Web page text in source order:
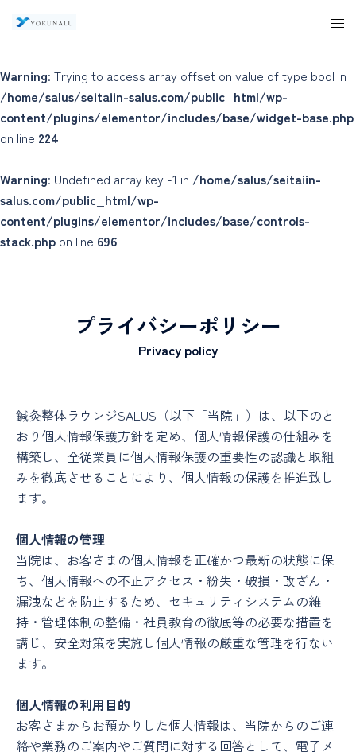
Warning: Trying to access array offset on value of type bool in
/home/salus/seitaiin-salus.com/public_html/wp-
content/plugins/elementor/includes/base/widget-base.php
on line 224
Warning: Undefined array key -1 in /home/salus/seitaiin-
salus.com/public_html/wp-
content/plugins/elementor/includes/base/controls-
stack.php on line 696
プライバシーポリシー
Privacy policy
鍼灸整体ラウンジSALUS（以下「当院」）は、以下のと
おり個人情報保護方針を定め、個人情報保護の仕組みを
構築し、全従業員に個人情報保護の重要性の認識と取組
みを徹底させることにより、個人情報の保護を推進致し
ます。
個人情報の管理
当院は、お客さまの個人情報を正確かつ最新の状態に保
ち、個人情報への不正アクセス・紛失・破損・改ざん・
漏洩などを防止するため、セキュリティシステムの維
持・管理体制の整備・社員教育の徹底等の必要な措置を
講じ、安全対策を実施し個人情報の厳重な管理を行ない
ます。
個人情報の利用目的
お客さまからお預かりした個人情報は、当院からのご連
絡や業務のご案内やご質問に対する回答として、電子メ